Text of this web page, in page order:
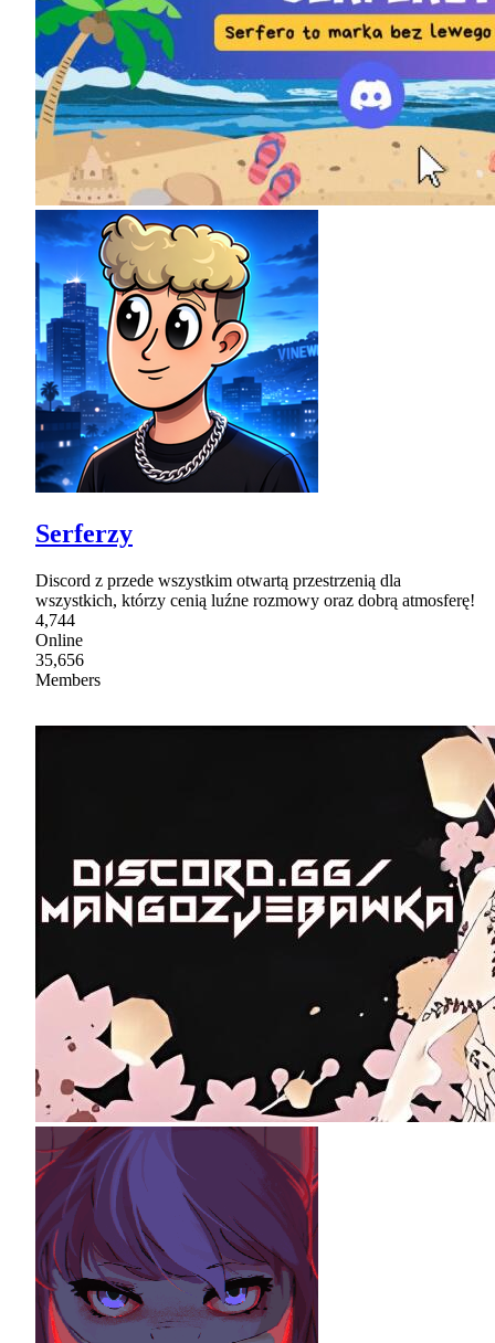
Serferzy
Discord z przede wszystkim otwartą przestrzenią dla
wszystkich, którzy cenią luźne rozmowy oraz dobrą atmosferę!
4,744
Online
35,656
Members